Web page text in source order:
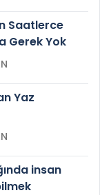
Saatlerce
Gerek Yok
Yaz
insan